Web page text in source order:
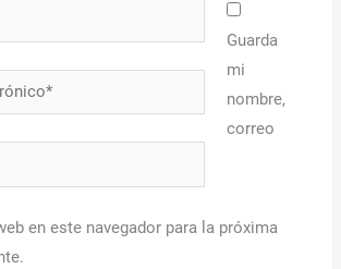
Guarda
mi
nombre,
correo
en este navegador para la próxima